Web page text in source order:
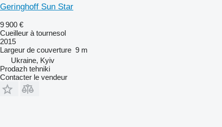
Geringhoff Sun Star
9 900 €
Cueilleur à tournesol
2015
Largeur de couverture 9 m
Ukraine, Kyiv
Prodazh tehniki
Contacter le vendeur